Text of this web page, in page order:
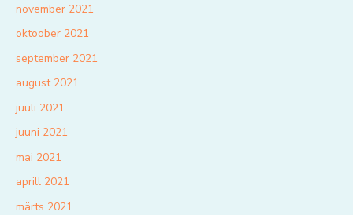
november 2021
oktoober 2021
september 2021
august 2021
juuli 2021
juuni 2021
mai 2021
aprill 2021
märts 2021